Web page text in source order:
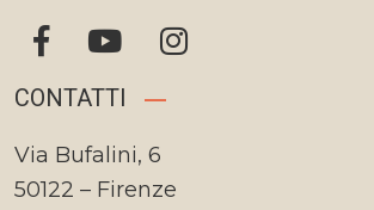
CONTATTI
Via Bufalini, 6
50122 – Firenze